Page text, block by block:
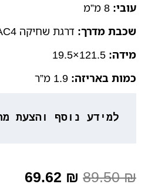
עובי: 8 מ”מ
שכבת מדרך: דרגת שחיקה AC4
מידה: 121.5×19.5
כמות באריזה: 1.9 מ”ר
למידע נוסף והצעת מחיר נא
89.50₪
המחיר
69.62 ₪